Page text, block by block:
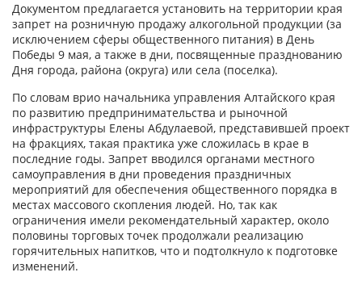
Документом предлагается установить на территории края
запрет на розничную продажу алкогольной продукции (за
исключением сферы общественного питания) в День
Победы 9 мая, а также в дни, посвященные празднованию
Дня города, района (округа) или села (поселка).
По словам врио начальника управления Алтайского края
по развитию предпринимательства и рыночной
инфраструктуры Елены Абдулаевой, представившей проект
на фракциях, такая практика уже сложилась в крае в
последние годы. Запрет вводился органами местного
самоуправления в дни проведения праздничных
мероприятий для обеспечения общественного порядка в
местах массового скопления людей. Но, так как
ограничения имели рекомендательный характер, около
половины торговых точек продолжали реализацию
горячительных напитков, что и подтолкнуло к подготовке
изменений.